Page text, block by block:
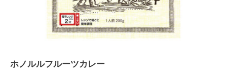
ホノルルフルーツカレー